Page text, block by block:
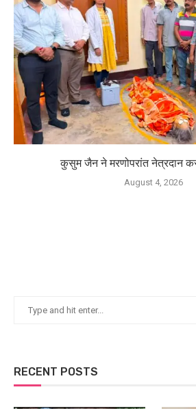
कुसुम जैन ने मरणोपरांत नेत्रदान
August 4, 2026
RECENT POSTS